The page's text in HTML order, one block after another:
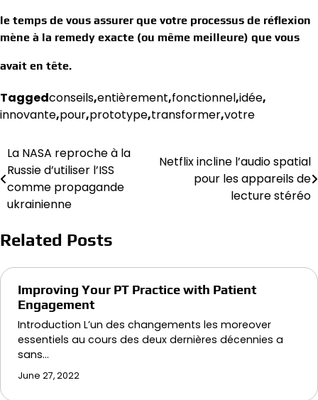
le temps de vous assurer que votre processus de réflexion
mène à la remedy exacte (ou même meilleure) que vous
avait en tête.
Taggedconseils,entièrement,fonctionnel,idée,
innovante,pour,prototype,transformer,votre
Post
navigation
La NASA reproche à la
Russie d’utiliser l’ISS
comme propagande
ukrainienne
Netflix incline l’audio spatial
pour les appareils de
lecture stéréo
Related Posts
Improving Your PT Practice with Patient
Engagement
Introduction L’un des changements les moreover
essentiels au cours des deux dernières décennies a
sans…
June 27, 2022